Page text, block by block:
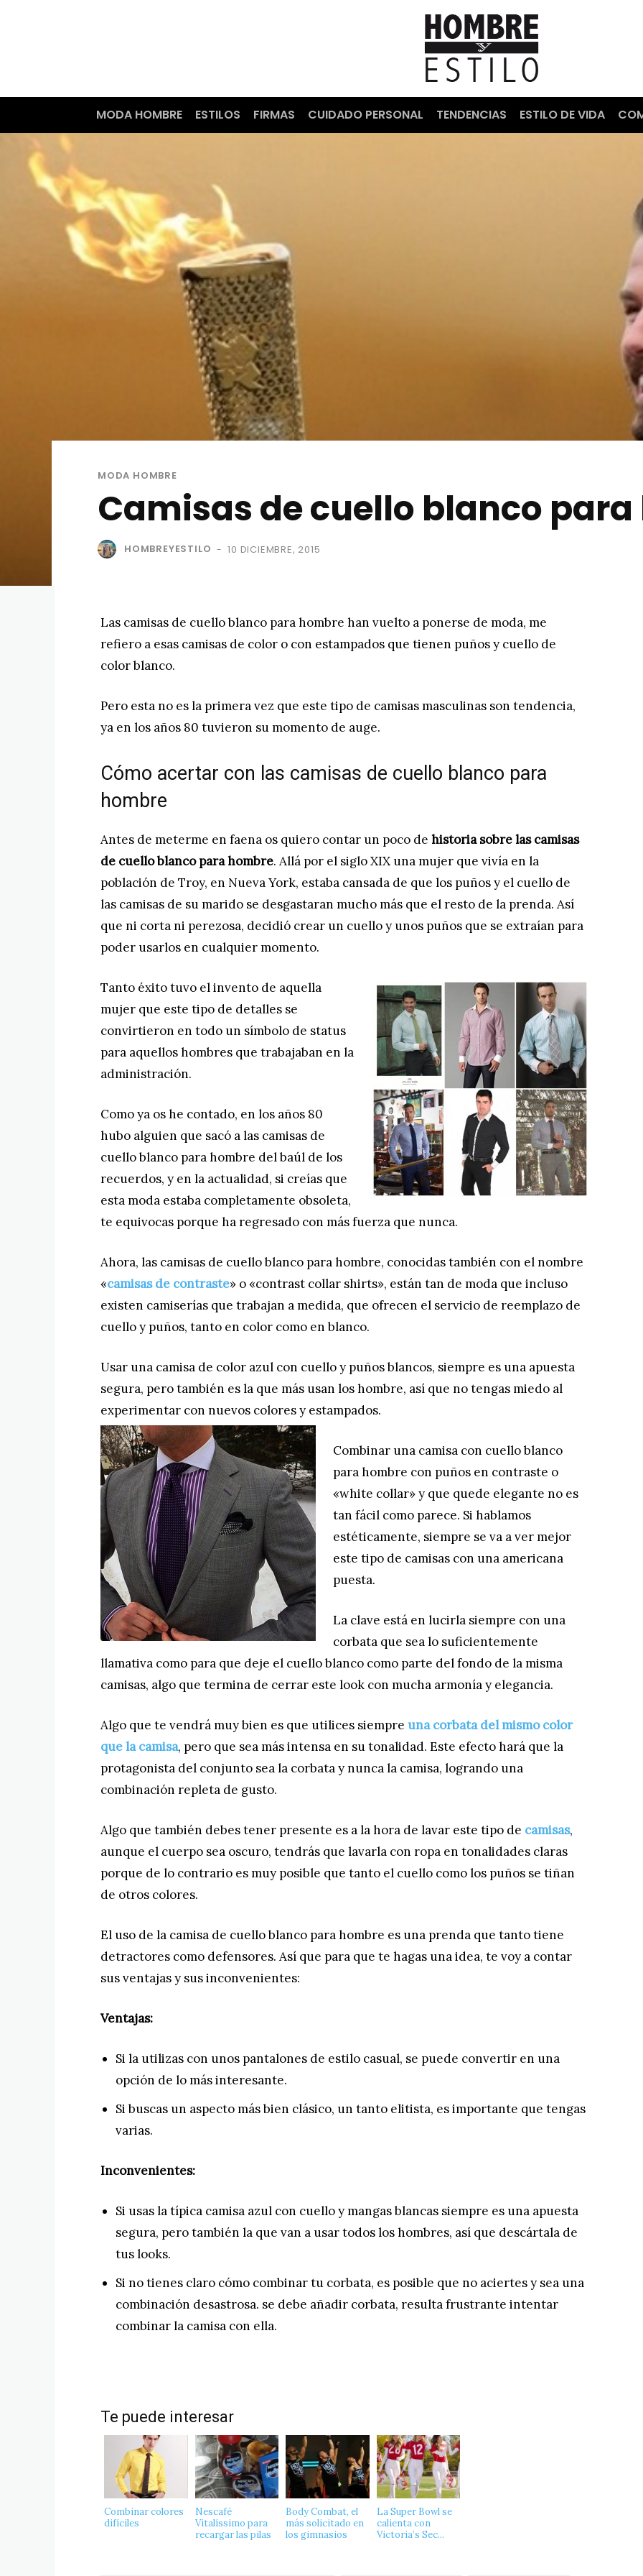
MODA HOMBRE ESTILOS FIRMAS CUIDADO PERSONAL TENDENCIAS ESTILO DE VIDA
MODA HOMBRE
Camisas de cuello blanco
HOMBREYESTILO - 10 DICIEMBRE, 2015
Las camisas de cuello blanco para hombre han vuelto a ponerse de moda, me
refiero a esas camisas de color o con estampados que tienen puños y cuello de
color blanco.
Pero esta no es la primera vez que este tipo de camisas masculinas son tendencia,
ya en los años 80 tuvieron su momento de auge.
Cómo acertar con las camisas de cuello blanco para
hombre
Antes de meterme en faena os quiero contar un poco de historia sobre las camisas
de cuello blanco para hombre. Allá por el siglo XIX una mujer que vivía en la
población de Troy, en Nueva York, estaba cansada de que los puños y el cuello de
las camisas de su marido se desgastaran mucho más que el resto de la prenda. Así
que ni corta ni perezosa, decidió crear un cuello y unos puños que se extraían para
poder usarlos en cualquier momento.
Tanto éxito tuvo el invento de aquella
mujer que este tipo de detalles se
convirtieron en todo un símbolo de status
para aquellos hombres que trabajaban en la
administración.
Como ya os he contado, en los años 80
hubo alguien que sacó a las camisas de
cuello blanco para hombre del baúl de los
recuerdos, y en la actualidad, si creías que
esta moda estaba completamente obsoleta,
te equivocas porque ha regresado con más fuerza que nunca.
Ahora, las camisas de cuello blanco para hombre, conocidas también con el nombre
«camisas de contraste» o «contrast collar shirts», están tan de moda que incluso
existen camiserías que trabajan a medida, que ofrecen el servicio de reemplazo de
cuello y puños, tanto en color como en blanco.
Usar una camisa de color azul con cuello y puños blancos, siempre es una apuesta
segura, pero también es la que más usan los hombre, así que no tengas miedo al
experimentar con nuevos colores y estampados.
Combinar una camisa con cuello blanco
para hombre con puños en contraste o
«white collar» y que quede elegante no es
tan fácil como parece. Si hablamos
estéticamente, siempre se va a ver mejor
este tipo de camisas con una americana
puesta.
La clave está en lucirla siempre con una
corbata que sea lo suficientemente
llamativa como para que deje el cuello blanco como parte del fondo de la misma
camisas, algo que termina de cerrar este look con mucha armonía y elegancia.
Algo que te vendrá muy bien es que utilices siempre una corbata del mismo color
que la camisa, pero que sea más intensa en su tonalidad. Este efecto hará que la
protagonista del conjunto sea la corbata y nunca la camisa, logrando una
combinación repleta de gusto.
Algo que también debes tener presente es a la hora de lavar este tipo de camisas,
aunque el cuerpo sea oscuro, tendrás que lavarla con ropa en tonalidades claras
porque de lo contrario es muy posible que tanto el cuello como los puños se tiñan
de otros colores.
El uso de la camisa de cuello blanco para hombre es una prenda que tanto tiene
detractores como defensores. Así que para que te hagas una idea, te voy a contar
sus ventajas y sus inconvenientes:
Ventajas:
Si la utilizas con unos pantalones de estilo casual, se puede convertir en una
opción de lo más interesante.
Si buscas un aspecto más bien clásico, un tanto elitista, es importante que tengas
varias.
Inconvenientes:
Si usas la típica camisa azul con cuello y mangas blancas siempre es una apuesta
segura, pero también la que van a usar todos los hombres, así que descártala de
tus looks.
Si no tienes claro cómo combinar tu corbata, es posible que no aciertes y sea una
combinación desastrosa. se debe añadir corbata, resulta frustrante intentar
combinar la camisa con ella.
Te puede interesar
Combinar colores
difíciles
Nescafé
Vitalíssimo para
recargar las pilas
Body Combat, el
más solicitado en
los gimnasios
La Super Bowl se
calienta con
Victoria’s Sec...